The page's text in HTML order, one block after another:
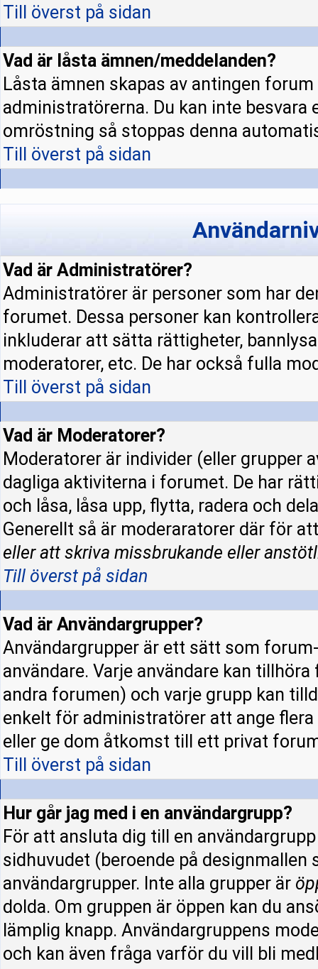
Till överst på sidan
Vad är låsta ämnen/meddelanden?
Låsta ämnen skapas av antingen
administratörerna. Du kan inte
omröstning så stoppas denna
Till överst på sidan
Vad är Administratörer?
Administratörer är personer som har
forumet. Dessa personer kan
inkluderar att sätta rättigheter,
moderatorer, etc. De har också fulla
Till överst på sidan
Vad är Moderatorer?
Moderatorer är individer (eller grupper
dagliga aktiviterna i forumet. De har
och låsa, låsa upp, flytta, radera och
Generellt så är moderaratorer där för
eller att skriva missbrukande eller
Till överst på sidan
Vad är Användargrupper?
Användargrupper är ett sätt som
användare. Varje användare kan
andra forumen) och varje grupp kan
enkelt för administratörer att ange
eller ge dom åtkomst till ett privat
Till överst på sidan
Hur går jag med i en användargrupp?
För att ansluta dig till en
sidhuvudet (beroende på designmallen
användargrupper. Inte alla grupper är
dolda. Om gruppen är öppen kan du
lämplig knapp. Användargruppens
och kan även fråga varför du vill bli